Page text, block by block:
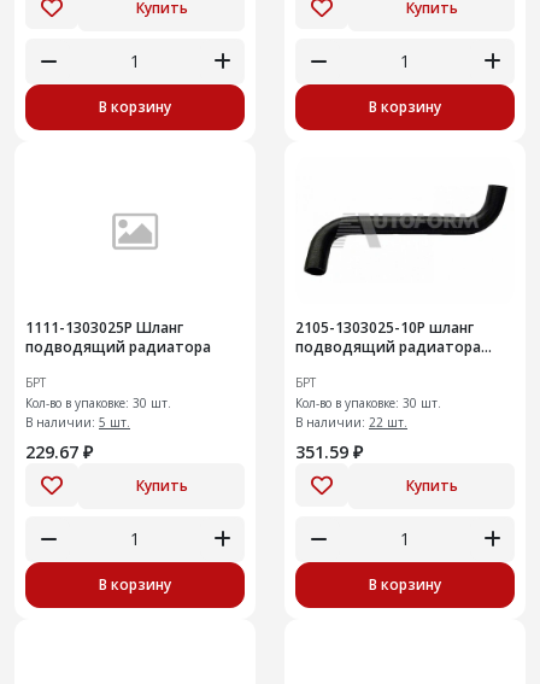
Купить
В корзину
Купить
В корзину
1111-1303025Р Шланг
подводящий радиатора
БРТ
Кол-во в упаковке: 30 шт.
В наличии: 5 шт.
229.67 ₽
Купить
В корзину
2105-1303025-10Р шланг
подводящий радиатора
БРТ
Кол-во в упаковке: 30 шт.
В наличии: 22 шт.
351.59 ₽
Купить
В корзину